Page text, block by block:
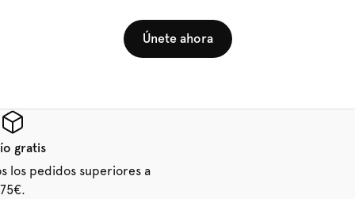
Únete ahora
gratis
los pedidos superiores a
75€.